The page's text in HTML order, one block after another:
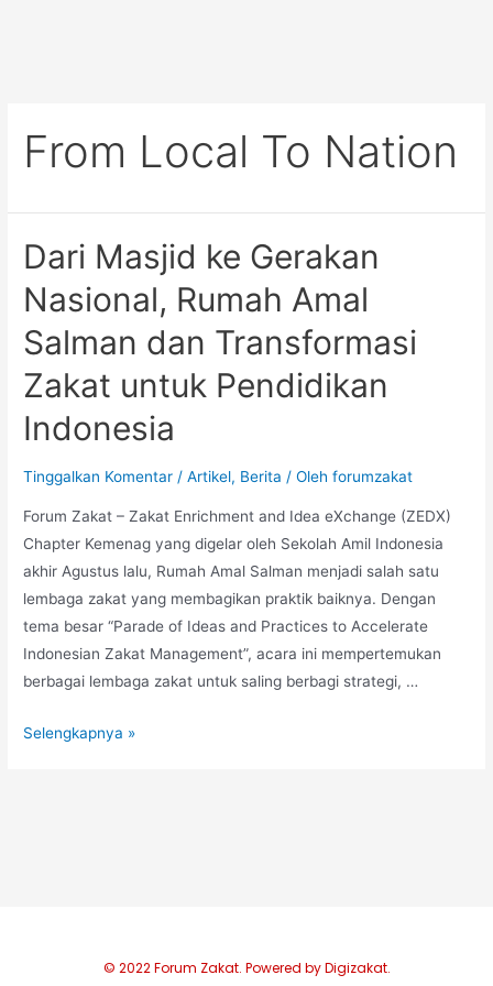
From Local To Nation
Dari Masjid ke Gerakan
Nasional, Rumah Amal
Salman dan Transformasi
Zakat untuk Pendidikan
Indonesia
Tinggalkan Komentar /Artikel, Berita / Olehforumzakat
Forum Zakat – Zakat Enrichment and Idea eXchange (ZEDX)
Chapter Kemenag yang digelar oleh Sekolah Amil Indonesia
akhir Agustus lalu, Rumah Amal Salman menjadi salah satu
lembaga zakat yang membagikan praktik baiknya. Dengan
tema besar “Parade of Ideas and Practices to Accelerate
Indonesian Zakat Management”, acara ini mempertemukan
berbagai lembaga zakat untuk saling berbagi strategi, …
Selengkapnya »
© 2022 Forum Zakat. Powered by Digizakat.